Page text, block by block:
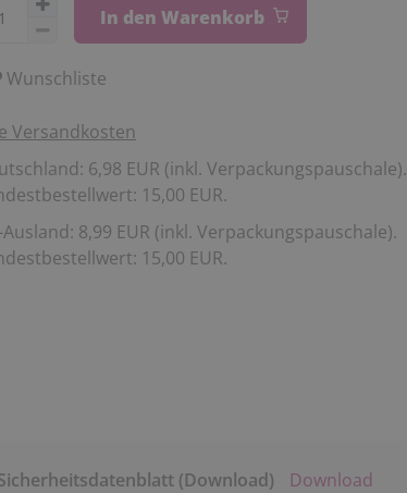
In den Warenkorb
Wunschliste
Versandkosten
6,98 EUR (inkl. Verpackungspauschale).
15,00 EUR.
Ausland: 8,99 EUR (inkl. Verpackungspauschale).
15,00 EUR.
(Download)
Download